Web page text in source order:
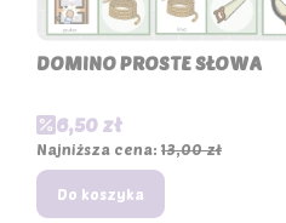
DOMINO PROSTE SŁOWA
Cena promocyjna
6,50 zł
Najniższa cena: 13,00 zł
Do koszyka